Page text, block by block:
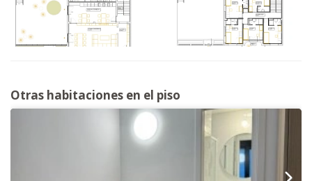
Otras habitaciones en el piso